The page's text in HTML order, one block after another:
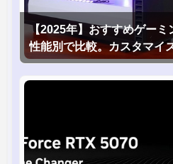
【2025年】おすすめゲーミ
性能別で比較。カスタマイ